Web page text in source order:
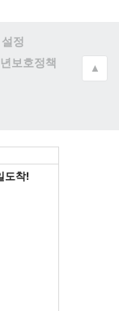
설정
보호정책
▲